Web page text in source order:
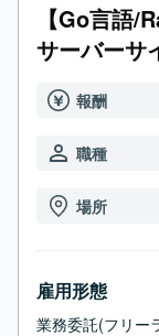
【Go言語/
サーバーサ
報酬
職種
場所
雇用形態
業務委託(フリー